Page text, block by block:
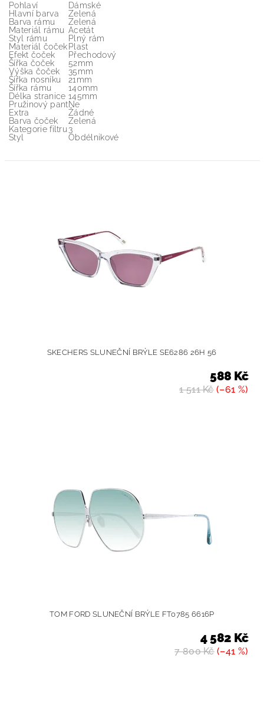
Pohlaví
Dámské
Hlavní barva
Zelená
Barva rámu
Zelená
Materiál rámu Acetát
Styl rámu
Plný rám
Materiál čoček Plast
Efekt čoček
Přechodový
Šířka čoček
52mm
Výška čoček
35mm
Šířka nosníku
21mm
Šířka rámu
140mm
Délka stranice 145mm
Pružinový pantNe
Extra
Žádné
Barva čoček
Zelená
Kategorie filtru 3
Styl
Obdélnikové
SKECHERS SLUNEČNÍ BRÝLE SE6286 26H 56
1 511 Kč(–61 %)
588 Kč
TOM FORD SLUNEČNÍ BRÝLE FT0785 6616P
7 800 Kč(–41 %)
4 582 Kč